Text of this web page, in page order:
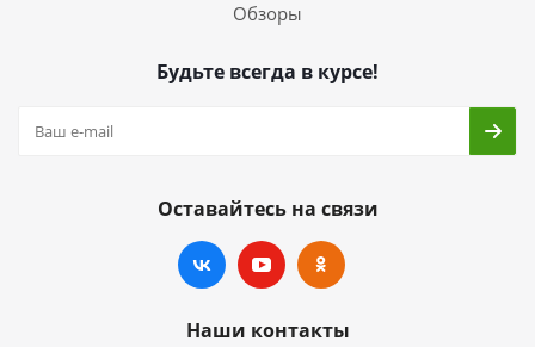
Обзоры
Будьте всегда в курсе!
Оставайтесь на связи
Наши контакты